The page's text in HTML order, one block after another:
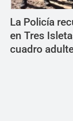
La Policía
en Tres
cuadro